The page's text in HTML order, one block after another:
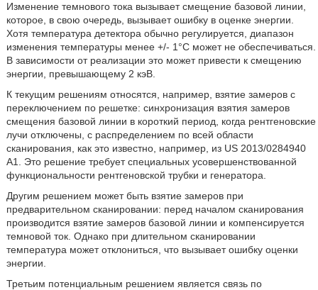
Изменение темнового тока вызывает смещение базовой линии,
которое, в свою очередь, вызывает ошибку в оценке энергии.
Хотя температура детектора обычно регулируется, диапазон
изменения температуры менее +/- 1°C может не обеспечиваться.
В зависимости от реализации это может привести к смещению
энергии, превышающему 2 кэВ.
К текущим решениям относятся, например, взятие замеров с
переключением по решетке: синхронизация взятия замеров
смещения базовой линии в короткий период, когда рентгеновские
лучи отключены, с распределением по всей области
сканирования, как это известно, например, из US 2013/0284940
A1. Это решение требует специальных усовершенствованной
функциональности рентгеновской трубки и генератора.
Другим решением может быть взятие замеров при
предварительном сканировании: перед началом сканирования
производится взятие замеров базовой линии и компенсируется
темновой ток. Однако при длительном сканировании
температура может отклониться, что вызывает ошибку оценки
энергии.
Третьим потенциальным решением является связь по